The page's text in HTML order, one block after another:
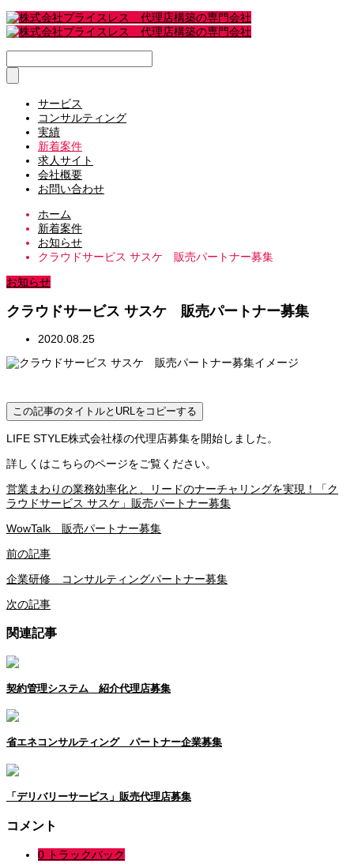
サービス
コンサルティング
実績
新着案件
求人サイト
会社概要
お問い合わせ
ホーム
新着案件
お知らせ
クラウドサービス サスケ 販売パートナー募集
お知らせ
クラウドサービス サスケ 販売パートナー募集
2020.08.25
この記事のタイトルとURLをコピーする
LIFE STYLE株式会社様の代理店募集を開始しました。
詳しくはこちらのページをご覧ください。
営業まわりの業務効率化と、リードのナーチャリングを実現！「ク
ラウドサービス サスケ」販売パートナー募集
WowTalk 販売パートナー募集
前の記事
企業研修 コンサルティングパートナー募集
次の記事
関連記事
契約管理システム 紹介代理店募集
省エネコンサルティング パートナー企業募集
「デリバリーサービス」販売代理店募集
コメント
0 トラックバック